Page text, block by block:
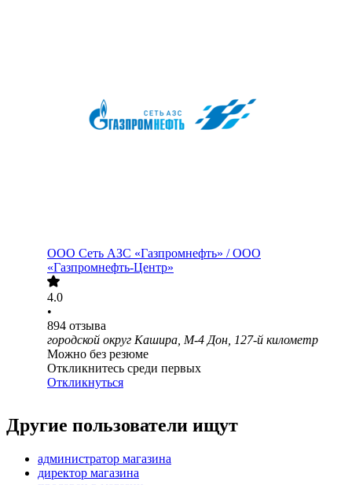
ООО Сеть АЗС «Газпромнефть» / ООО
«Газпромнефть-Центр»
4.0
•
894 отзыва
городской округ Кашира, М-4 Дон, 127-й километр
Можно без резюме
Откликнитесь среди первых
Откликнуться
Другие пользователи ищут
администратор магазина
директор магазина